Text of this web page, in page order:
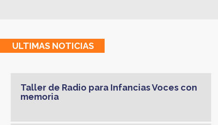
ULTIMAS NOTICIAS
Taller de Radio para Infancias Voces con
memoria